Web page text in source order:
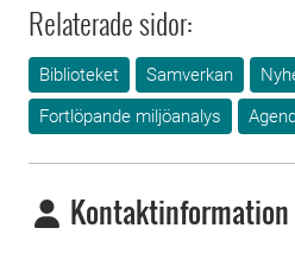
Relaterade sidor:
Biblioteket Samverkan
Fortlöpande miljöanalys
Kontaktinformation